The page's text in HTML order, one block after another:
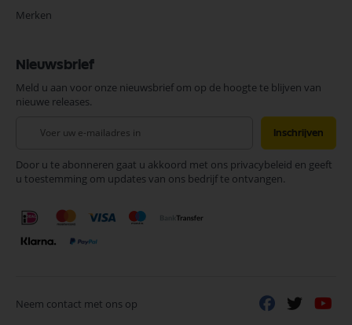
Merken
Nieuwsbrief
Meld u aan voor onze nieuwsbrief om op de hoogte te blijven van
nieuwe releases.
onze
nieuwsbrief
Inschrijven
Door u te abonneren gaat u akkoord met ons privacybeleid en geeft
u toestemming om updates van ons bedrijf te ontvangen.
Neem contact met ons op